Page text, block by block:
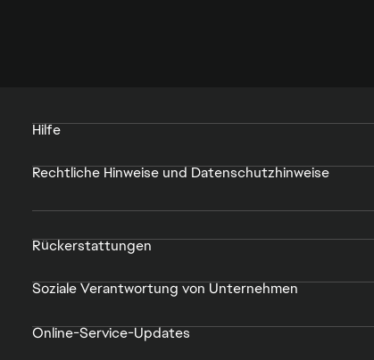
Hilfe
Rechtliche Hinweise und Datenschutzhinweise
Rückerstattungen
Soziale Verantwortung von Unternehmen
Online-Service-Updates